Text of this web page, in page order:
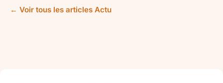
← Voir tous les articles Actu